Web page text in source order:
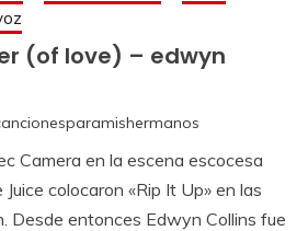
(of love) – edwyn
Camera en la escena escocesa
colocaron «Rip It Up» en las
Desde entonces Edwyn Collins fue